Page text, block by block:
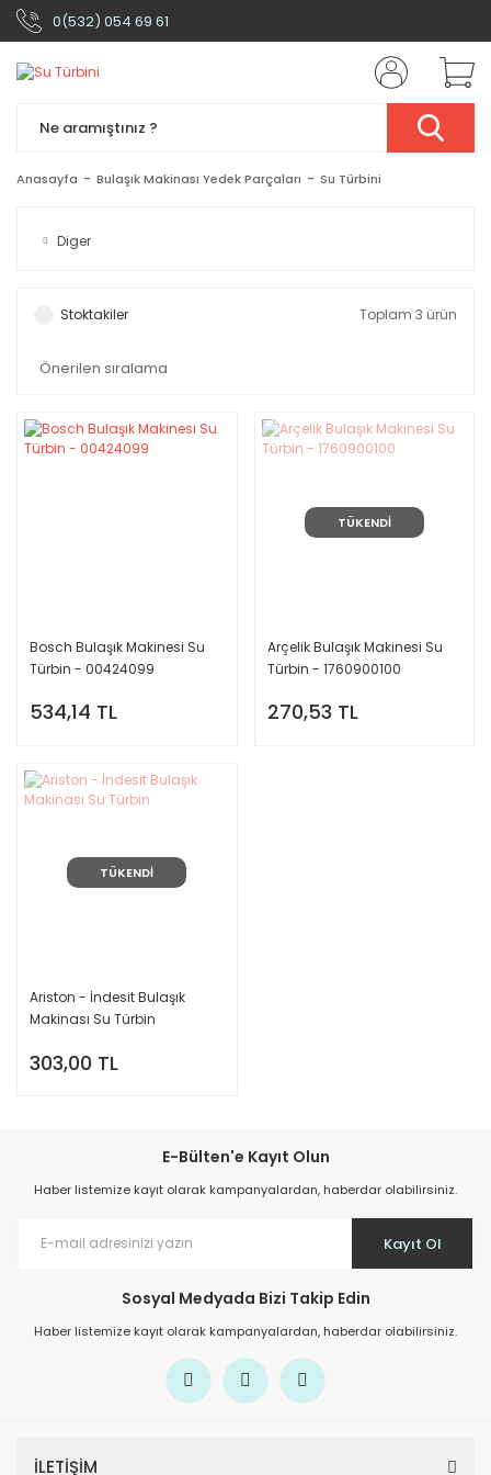
0(532) 054 69 61
Anasayfa Bulaşık Makinası Yedek Parçaları Su Türbini
Diger
Stoktakiler Toplam 3 ürün
Bosch Bulaşık Makinesi Su
Türbin - 00424099
534,14 TL
TÜKENDİ
Arçelik Bulaşık Makinesi Su
Türbin - 1760900100
270,53 TL
TÜKENDİ
Ariston - İndesit Bulaşık
Makinası Su Türbin
303,00 TL
E-Bülten'e Kayıt Olun
Haber listemize kayıt olarak kampanyalardan, haberdar olabilirsiniz.
Kayıt Ol
Sosyal Medyada Bizi Takip Edin
Haber listemize kayıt olarak kampanyalardan, haberdar olabilirsiniz.
İLETİŞİM